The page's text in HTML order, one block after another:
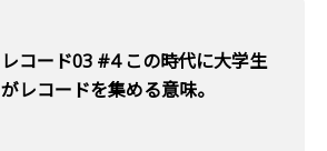
レコード03 #4 この時代に大学生
がレコードを集める意味。